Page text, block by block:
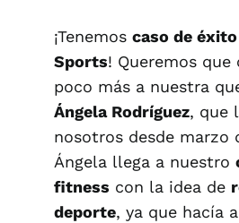
¡Tenemos caso de éxito
Sports! Queremos que
poco más a nuestra
Ángela Rodríguez, que
nosotros desde marzo
Ángela llega a nuestro
fitness con la idea de
deporte, ya que hacía